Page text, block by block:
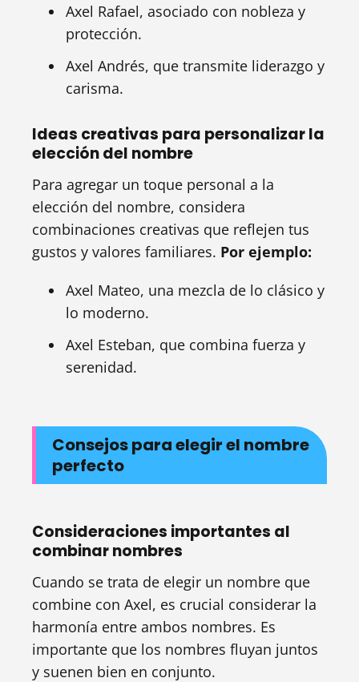
Axel Rafael, asociado con nobleza y
protección.
Axel Andrés, que transmite liderazgo y
carisma.
Ideas creativas para personalizar la
elección del nombre
Para agregar un toque personal a la
elección del nombre, considera
combinaciones creativas que reflejen tus
gustos y valores familiares. Por ejemplo:
Axel Mateo, una mezcla de lo clásico y
lo moderno.
Axel Esteban, que combina fuerza y
serenidad.
Consejos para elegir el nombre
perfecto
Consideraciones importantes al
combinar nombres
Cuando se trata de elegir un nombre que
combine con Axel, es crucial considerar la
harmonía entre ambos nombres. Es
importante que los nombres fluyan juntos
y suenen bien en conjunto.